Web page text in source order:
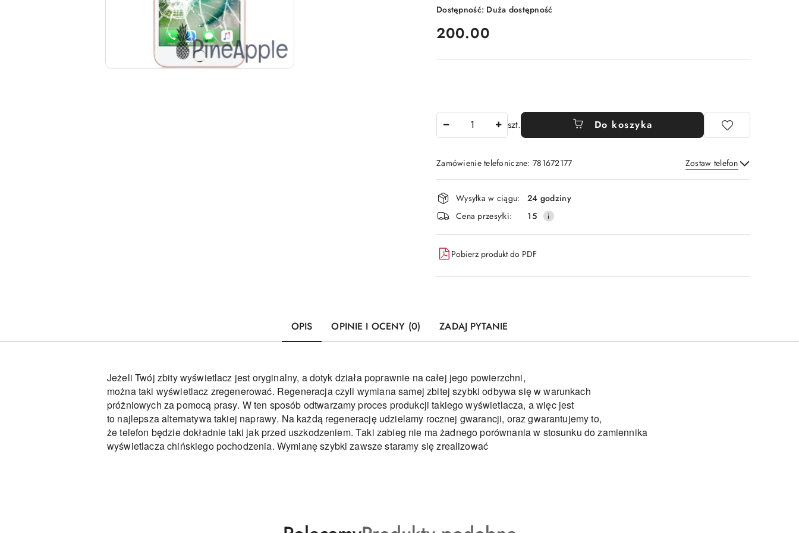
Dostępność: Duża dostępność
cena:
200.00
szt. Do koszyka
Zamówienie telefoniczne: 781672177 Zostaw telefon
Wyślij
Dostępność
i
dostawa
Wysyłka w ciągu:
24 godziny
Cena przesyłki:
15
Pobierz produkt do PDF
OPIS OPINIE I OCENY (0) ZADAJ PYTANIE
Jeżeli Twój zbity wyświetlacz jest oryginalny, a dotyk działa poprawnie na całej jego powierzchni,
można taki wyświetlacz zregenerować. Regeneracja czyli wymiana samej zbitej szybki odbywa się w warunkach
próżniowych za pomocą prasy. W ten sposób odtwarzamy proces produkcji takiego wyświetlacza, a więc jest
to najlepsza alternatywa takiej naprawy. Na każdą regenerację udzielamy rocznej gwarancji, oraz gwarantujemy to,
że telefon będzie dokładnie taki jak przed uszkodzeniem. Taki zabieg nie ma żadnego porównania w stosunku do zamiennika
wyświetlacza chińskiego pochodzenia. Wymianę szybki zawsze staramy się zrealizować